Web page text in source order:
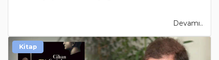
Devamı..
Kitap